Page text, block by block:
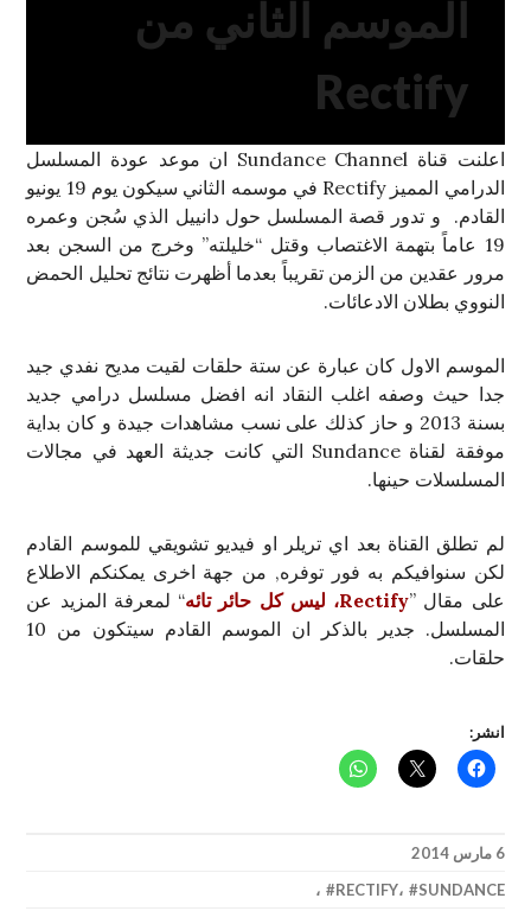
الموسم الثاني من
Rectify
اعلنت قناة Sundance Channel ان موعد عودة المسلسل
الدرامي المميز Rectify في موسمه الثاني سيكون يوم 19 يونيو
القادم. و تدور قصة المسلسل حول دانييل الذي سُجن وعمره
19 عاماً بتهمة الاغتصاب وقتل “خليلته” وخرج من السجن بعد
مرور عقدين من الزمن تقريباً بعدما أظهرت نتائج تحليل الحمض
النووي بطلان الادعائات.
الموسم الاول كان عبارة عن ستة حلقات لقيت مديح نفدي جيد
جدا حيث وصفه اغلب النقاد انه افضل مسلسل درامي جديد
بسنة 2013 و حاز كذلك على نسب مشاهدات جيدة و كان بداية
موفقة لقناة Sundance التي كانت جديثة العهد في مجالات
المسلسلات حينها.
لم تطلق القناة بعد اي تريلر او فيديو تشويقي للموسم القادم
لكن سنوافيكم به فور توفره, من جهة اخرى يمكنكم الاطلاع
على مقال ”Rectify، ليس كل حائر تائه
“ لمعرفة المزيد عن
المسلسل. جدير بالذكر ان الموسم القادم سيتكون من 10
حلقات.
انشر:
6 مارس 2014
،
RECTIFY، SUNDANCE